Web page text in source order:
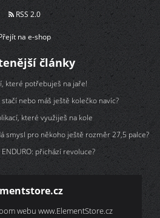
RSS 2.0
na e-shop
články
které potřebuješ na jaře!
nebo máš ještě kolečko navíc?
které využiješ na kole
smysl pro někoho ještě rozměr 27,5 palce?
ENDURO: přichází revoluce?
webu www.ElementStore.cz